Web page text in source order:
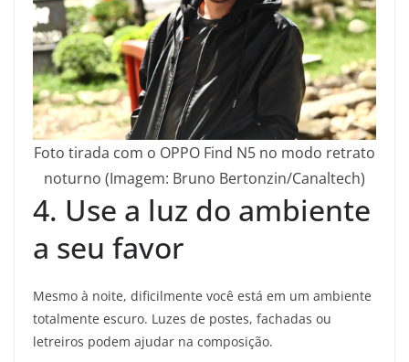
Foto tirada com o OPPO Find N5 no modo retrato
noturno (Imagem: Bruno Bertonzin/Canaltech)
4. Use a luz do ambiente
a seu favor
Mesmo à noite, dificilmente você está em um ambiente
totalmente escuro. Luzes de postes, fachadas ou
letreiros podem ajudar na composição.